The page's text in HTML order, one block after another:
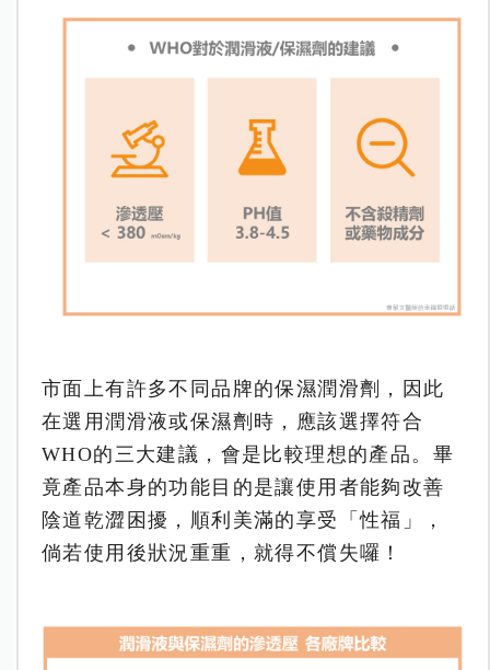
市面上有許多不同品牌的保濕潤滑劑，因此
在選用潤滑液或保濕劑時，應該選擇符合
WHO的三大建議，會是比較理想的產品。 畢
竟產品本身的功能目的是讓使用者能夠改善
陰道乾澀困擾，順利美滿的享受「性福」，
倘若使用後狀況重重，就得不償失囉！